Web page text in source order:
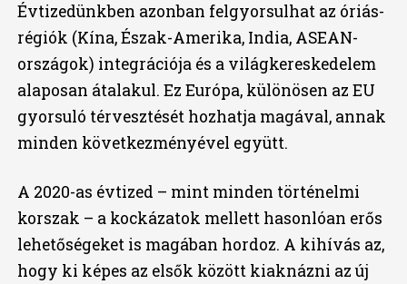
Évtizedünkben azonban felgyorsulhat az óriás-
régiók (Kína, Észak-Amerika, India, ASEAN-
országok) integrációja és a világkereskedelem
alaposan átalakul. Ez Európa, különösen az EU
gyorsuló térvesztését hozhatja magával, annak
minden következményével együtt.
A 2020-as évtized – mint minden történelmi
korszak – a kockázatok mellett hasonlóan erős
lehetőségeket is magában hordoz. A kihívás az,
hogy ki képes az elsők között kiaknázni az új